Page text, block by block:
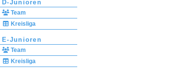
D-Junioren
Team
Kreisliga
E-Junioren
Team
Kreisliga